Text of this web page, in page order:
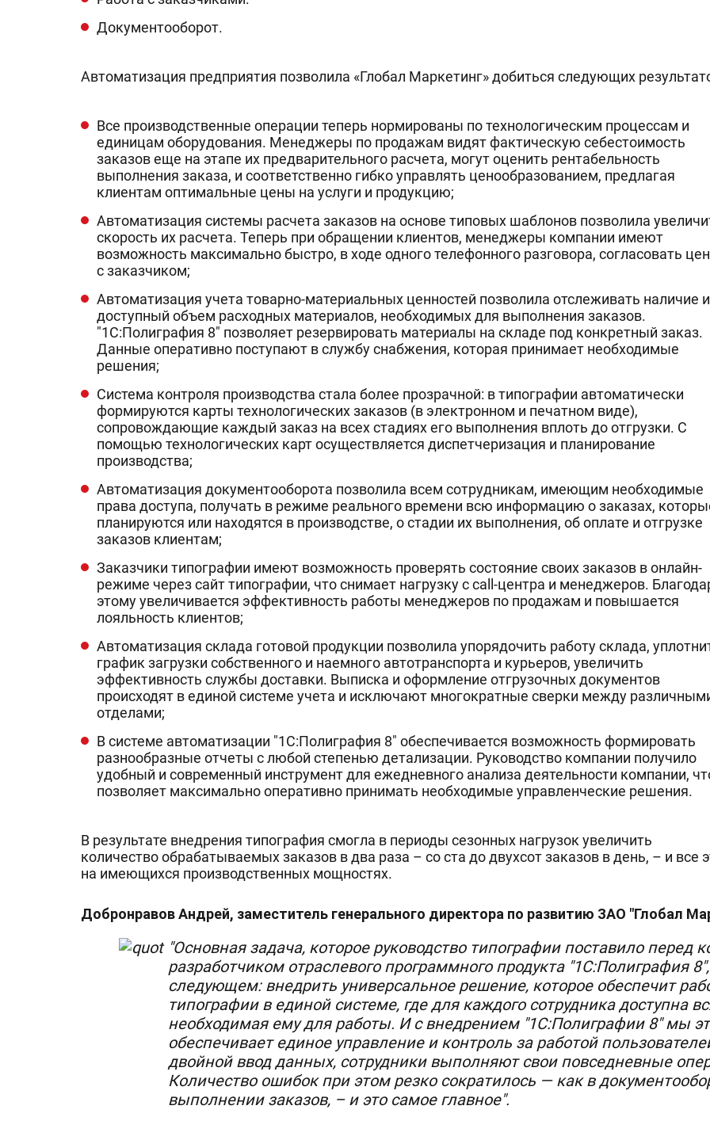
Документооборот.
Автоматизация предприятия позволила «Глобал Маркетинг» добиться следующих
Все производственные операции теперь нормированы по технологическим процессам и
единицам оборудования. Менеджеры по продажам видят фактическую себестоимость
заказов еще на этапе их предварительного расчета, могут оценить рентабельность
выполнения заказа, и соответственно гибко управлять ценообразованием, предлагая
клиентам оптимальные цены на услуги и продукцию;
Автоматизация системы расчета заказов на основе типовых шаблонов позволила
скорость их расчета. Теперь при обращении клиентов, менеджеры компании имеют
возможность максимально быстро, в ходе одного телефонного разговора, согласовать
с заказчиком;
Автоматизация учета товарно-материальных ценностей позволила отслеживать наличие и
доступный объем расходных материалов, необходимых для выполнения заказов.
"1С:Полиграфия 8" позволяет резервировать материалы на складе под конкретный заказ.
Данные оперативно поступают в службу снабжения, которая принимает необходимые
решения;
Система контроля производства стала более прозрачной: в типографии автоматически
формируются карты технологических заказов (в электронном и печатном виде),
сопровождающие каждый заказ на всех стадиях его выполнения вплоть до отгрузки. С
помощью технологических карт осуществляется диспетчеризация и планирование
производства;
Автоматизация документооборота позволила всем сотрудникам, имеющим необходимые
права доступа, получать в режиме реального времени всю информацию о заказах,
планируются или находятся в производстве, о стадии их выполнения, об оплате и отгрузке
заказов клиентам;
Заказчики типографии имеют возможность проверять состояние своих заказов в онлайн-
режиме через сайт типографии, что снимает нагрузку с call-центра и менеджеров.
этому увеличивается эффективность работы менеджеров по продажам и повышается
лояльность клиентов;
Автоматизация склада готовой продукции позволила упорядочить работу склада,
график загрузки собственного и наемного автотранспорта и курьеров, увеличить
эффективность службы доставки. Выписка и оформление отгрузочных документов
происходят в единой системе учета и исключают многократные сверки между
отделами;
В системе автоматизации "1С:Полиграфия 8" обеспечивается возможность формировать
разнообразные отчеты с любой степенью детализации. Руководство компании получило
удобный и современный инструмент для ежедневного анализа деятельности компании,
позволяет максимально оперативно принимать необходимые управленческие решения.
В результате внедрения типография смогла в периоды сезонных нагрузок увеличить
количество обрабатываемых заказов в два раза – со ста до двухсот заказов в день, – и все
на имеющихся производственных мощностях.
Добронравов Андрей, заместитель генерального директора по развитию ЗАО "Глобал
"Основная задача, которое руководство типографии поставило перед
разработчиком отраслевого программного продукта "1С:Полиграфия
следующем: внедрить универсальное решение, которое обеспечит
типографии в единой системе, где для каждого сотрудника доступна
необходимая ему для работы. И с внедрением "1С:Полиграфии 8" мы
обеспечивает единое управление и контроль за работой
двойной ввод данных, сотрудники выполняют свои повседневные
Количество ошибок при этом резко сократилось — как в
выполнении заказов, – и это самое главное".